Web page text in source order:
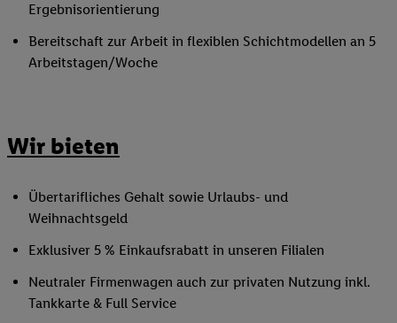
Ergebnisorientierung
Bereitschaft zur Arbeit in flexiblen Schichtmodellen an 5
Arbeitstagen/Woche
Wir bieten
Übertarifliches Gehalt sowie Urlaubs- und
Weihnachtsgeld
Exklusiver 5 % Einkaufsrabatt in unseren Filialen
Neutraler Firmenwagen auch zur privaten Nutzung inkl.
Tankkarte & Full Service